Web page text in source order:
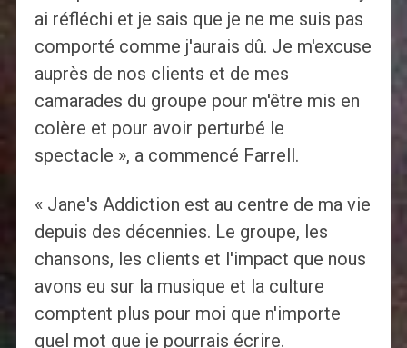
ai réfléchi et je sais que je ne me suis pas
comporté comme j'aurais dû. Je m'excuse
auprès de nos clients et de mes
camarades du groupe pour m'être mis en
colère et pour avoir perturbé le
spectacle », a commencé Farrell.
« Jane's Addiction est au centre de ma vie
depuis des décennies. Le groupe, les
chansons, les clients et l'impact que nous
avons eu sur la musique et la culture
comptent plus pour moi que n'importe
quel mot que je pourrais écrire.